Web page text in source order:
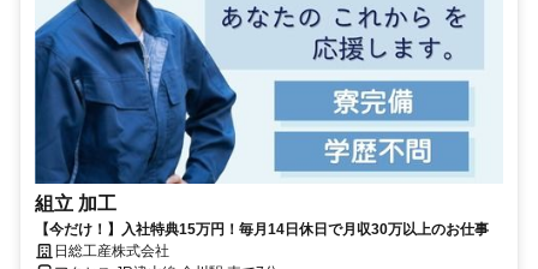
組立 加工
【今だけ！】入社特典15万円！毎月14日休日で月収30万以上のお仕事
日総工産株式会社